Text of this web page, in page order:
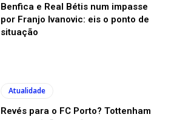
Benfica e Real Bétis num impasse
por Franjo Ivanovic: eis o ponto de
situação
Atualidade
Revés para o FC Porto? Tottenham